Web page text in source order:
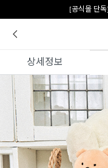
카카오 플
상세정보